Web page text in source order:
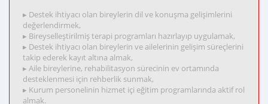
▸ Destek ihtiyacı olan bireylerin dil ve konuşma gelişimlerini
değerlendirmek,
▸ Bireyselleştirilmiş terapi programları hazırlayıp uygulamak,
▸ Destek ihtiyacı olan bireylerin ve ailelerinin gelişim süreçlerini
takip ederek kayıt altına almak,
▸ Aile bireylerine, rehabilitasyon sürecinin ev ortamında
desteklenmesi için rehberlik sunmak,
▸ Kurum personelinin hizmet içi eğitim programlarında aktif rol
almak.